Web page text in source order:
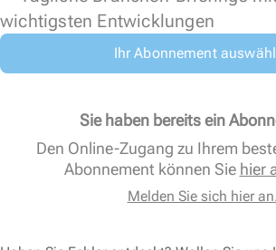
wichtigsten Entwicklungen
Ihr Abonnement
Sie haben bereits ein
Den Online-Zugang zu Ihrem
Abonnement können Sie hier
Melden Sie sich hier an.